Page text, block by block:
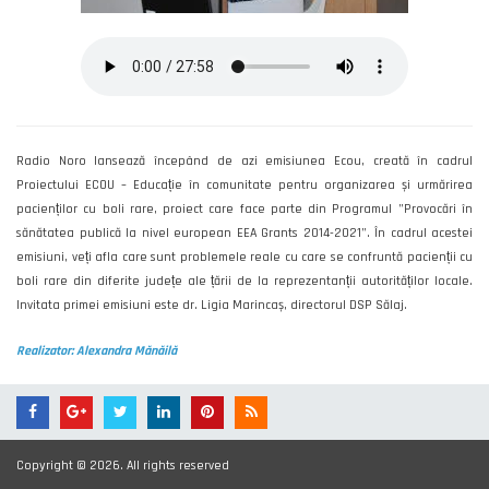
Radio Noro lansează începând de azi emisiunea Ecou, creată în cadrul
Proiectului ECOU – Educație în comunitate pentru organizarea și urmărirea
pacienților cu boli rare, proiect care face parte din Programul ”Provocări în
sănătatea publică la nivel european EEA Grants 2014-2021”. În cadrul acestei
emisiuni, veți afla care sunt problemele reale cu care se confruntă pacienții cu
boli rare din diferite județe ale țării de la reprezentanții autorităților locale.
Invitata primei emisiuni este dr. Ligia Marincaș, directorul DSP Sălaj.
Realizator: Alexandra Mănăilă
Copyright © 2026. All rights reserved